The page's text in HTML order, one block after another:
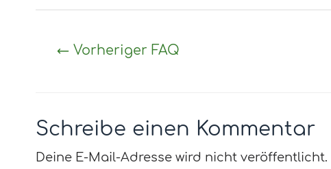
←Vorheriger FAQ
Schreibe einen Kommentar
Deine E-Mail-Adresse wird nicht veröffentlicht.